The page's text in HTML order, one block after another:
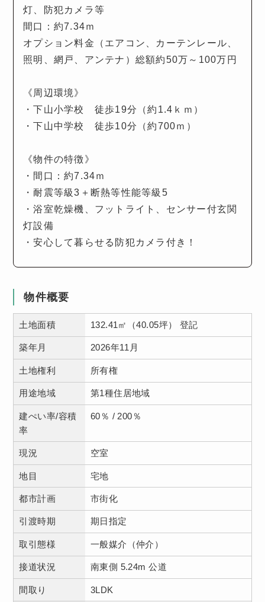
灯、防犯カメラ等
間口：約7.34ｍ
オプション料金（エアコン、カーテンレール、
照明、網戸、アンテナ）総額約50万～100万円
《周辺環境》
・下山小学校 徒歩19分（約1.4ｋｍ）
・下山中学校 徒歩10分（約700ｍ）
《物件の特徴》
・間口：約7.34ｍ
・耐震等級3＋断熱等性能等級5
・浴室乾燥機、フットライト、センサー付玄関
灯設備
・安心して暮らせる防犯カメラ付き！
物件概要
土地面積 132.41㎡（40.05坪） 登記
築年月 2026年11月
土地権利 所有権
用途地域 第1種住居地域
建ぺい率/容積
率
60％ / 200％
現況 空室
地目 宅地
都市計画 市街化
引渡時期 期日指定
取引態様 一般媒介（仲介）
接道状況 南東側 5.24m 公道
間取り 3LDK